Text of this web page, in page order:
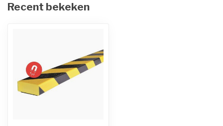
Recent bekeken